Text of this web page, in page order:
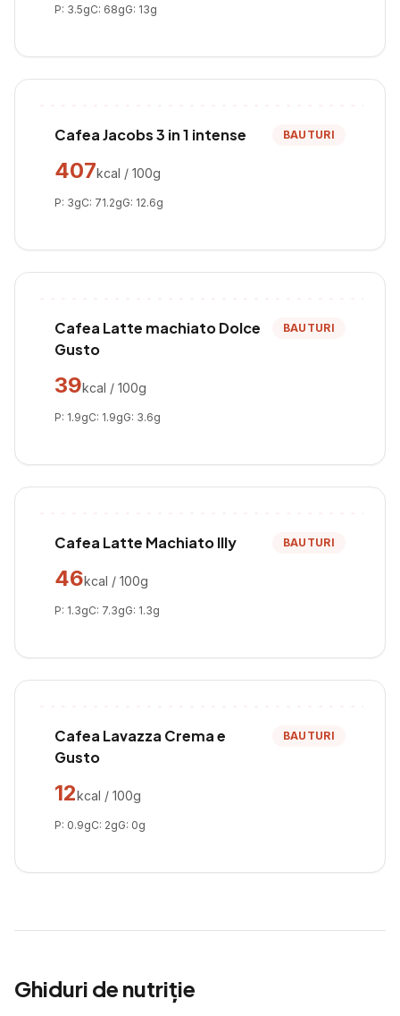
P: 3.5gC: 68gG: 13g
Cafea Jacobs 3 in 1 intense BAUTURI
407kcal / 100g
P: 3gC: 71.2gG: 12.6g
Cafea Latte machiato Dolce
Gusto
BAUTURI
39kcal / 100g
P: 1.9gC: 1.9gG: 3.6g
Cafea Latte Machiato Illy BAUTURI
46kcal / 100g
P: 1.3gC: 7.3gG: 1.3g
Cafea Lavazza Crema e
Gusto
BAUTURI
12kcal / 100g
P: 0.9gC: 2gG: 0g
Ghiduri de nutriție